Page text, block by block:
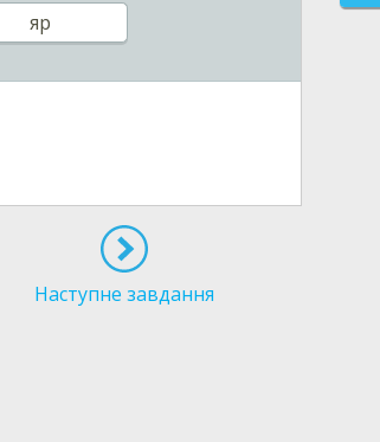
яр
Наступне завдання